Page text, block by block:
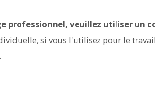
professionnel, veuillez utiliser un
si vous l'utilisez pour le